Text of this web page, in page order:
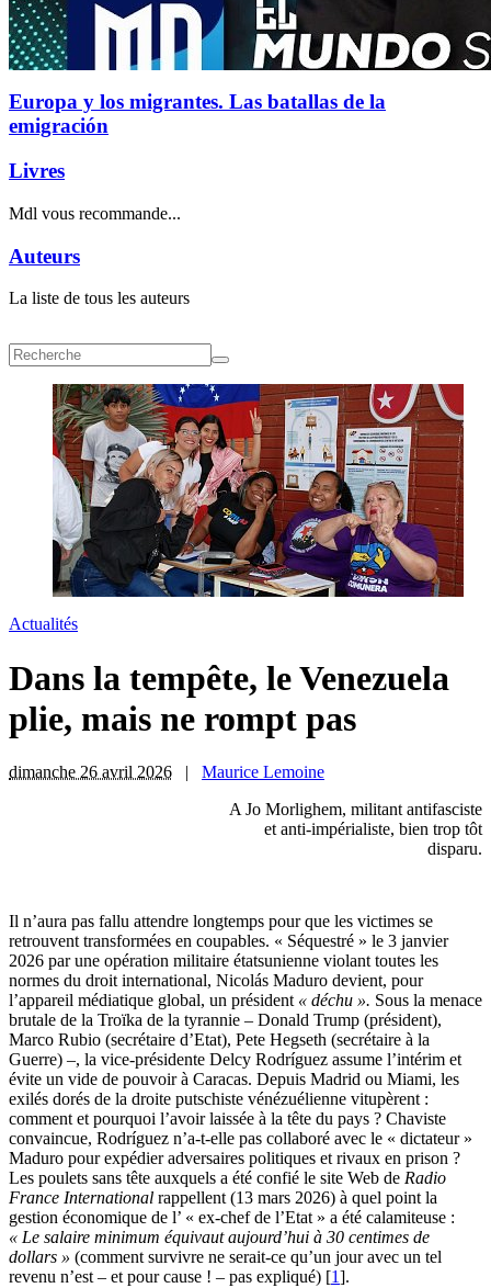
Europa y los migrantes. Las batallas de la
emigración
Livres
Mdl vous recommande...
Auteurs
La liste de tous les auteurs
Actualités
Dans la tempête, le Venezuela
plie, mais ne rompt pas
dimanche 26 avril 2026 | Maurice Lemoine
A Jo Morlighem, militant antifasciste
et anti-impérialiste, bien trop tôt
disparu.
Il n’aura pas fallu attendre longtemps pour que les victimes se
retrouvent transformées en coupables. « Séquestré » le 3 janvier
2026 par une opération militaire étatsunienne violant toutes les
normes du droit international, Nicolás Maduro devient, pour
l’appareil médiatique global, un président « déchu ». Sous la menace
brutale de la Troïka de la tyrannie – Donald Trump (président),
Marco Rubio (secrétaire d’Etat), Pete Hegseth (secrétaire à la
Guerre) –, la vice-présidente Delcy Rodríguez assume l’intérim et
évite un vide de pouvoir à Caracas. Depuis Madrid ou Miami, les
exilés dorés de la droite putschiste vénézuélienne vitupèrent :
comment et pourquoi l’avoir laissée à la tête du pays ? Chaviste
convaincue, Rodríguez n’a-t-elle pas collaboré avec le « dictateur »
Maduro pour expédier adversaires politiques et rivaux en prison ?
Les poulets sans tête auxquels a été confié le site Web de Radio
France International rappellent (13 mars 2026) à quel point la
gestion économique de l’ « ex-chef de l’Etat » a été calamiteuse :
« Le salaire minimum équivaut aujourd’hui à 30 centimes de
dollars » (comment survivre ne serait-ce qu’un jour avec un tel
revenu n’est – et pour cause ! – pas expliqué) [1].